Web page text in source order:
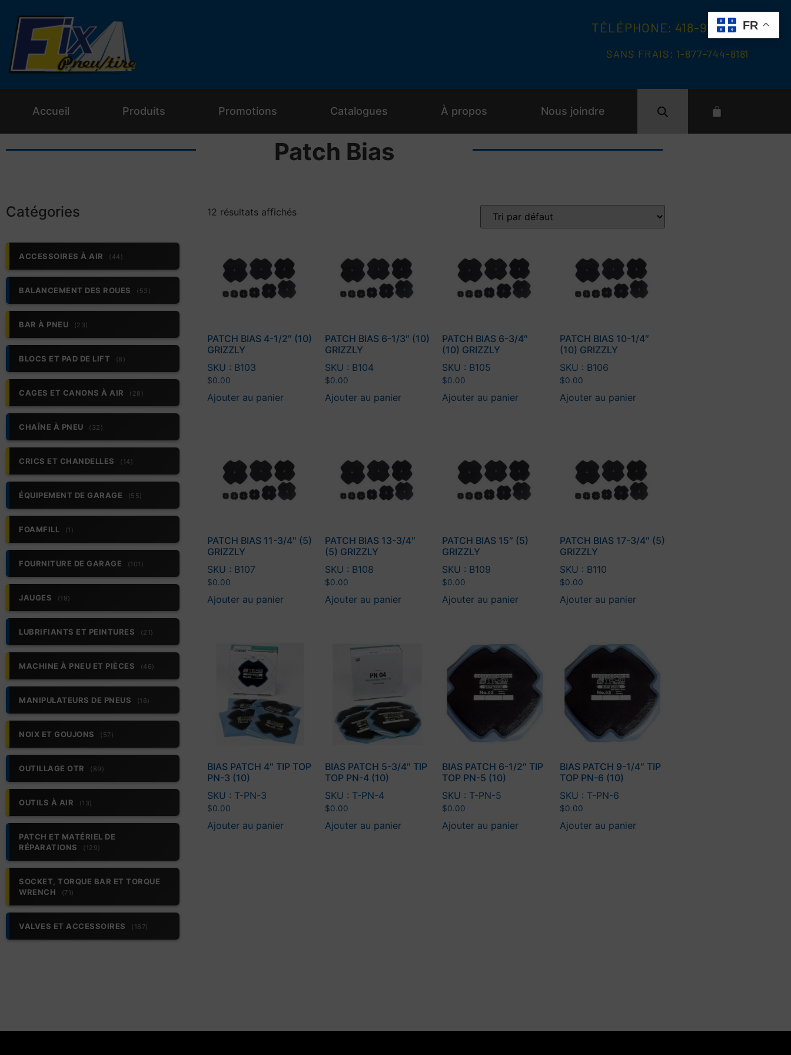
TÉLÉPHONE: 418-977-8181
SANS FRAIS: 1-877-744-8181
Accueil Produits Promotions Catalogues À propos Nous joindre
Patch Bias
Catégories
ACCESSOIRES À AIR (44)
BALANCEMENT DES ROUES (53)
BAR À PNEU (23)
BLOCS ET PAD DE LIFT (8)
CAGES ET CANONS À AIR (28)
CHAÎNE À PNEU (32)
CRICS ET CHANDELLES (14)
ÉQUIPEMENT DE GARAGE (55)
FOAMFILL (1)
FOURNITURE DE GARAGE (101)
JAUGES (19)
LUBRIFIANTS ET PEINTURES (21)
MACHINE À PNEU ET PIÈCES (46)
MANIPULATEURS DE PNEUS (16)
NOIX ET GOUJONS (57)
OUTILLAGE OTR (89)
OUTILS À AIR (13)
PATCH ET MATÉRIEL DE
RÉPARATIONS
(129)
SOCKET, TORQUE BAR ET TORQUE
WRENCH
(71)
VALVES ET ACCESSOIRES (167)
12 résultats affichés
PATCH BIAS 4-1/2″ (10)
GRIZZLY
SKU : B103
$0.00
Ajouter au panier
PATCH BIAS 6-1/3″ (10)
GRIZZLY
SKU : B104
$0.00
Ajouter au panier
PATCH BIAS 6-3/4″
(10) GRIZZLY
SKU : B105
$0.00
Ajouter au panier
PATCH BIAS 10-1/4″
(10) GRIZZLY
SKU : B106
$0.00
Ajouter au panier
PATCH BIAS 11-3/4″ (5)
GRIZZLY
SKU : B107
$0.00
Ajouter au panier
PATCH BIAS 13-3/4″
(5) GRIZZLY
SKU : B108
$0.00
Ajouter au panier
PATCH BIAS 15″ (5)
GRIZZLY
SKU : B109
$0.00
Ajouter au panier
PATCH BIAS 17-3/4″ (5)
GRIZZLY
SKU : B110
$0.00
Ajouter au panier
BIAS PATCH 4″ TIP TOP
PN-3 (10)
SKU : T-PN-3
$0.00
Ajouter au panier
BIAS PATCH 5-3/4″ TIP
TOP PN-4 (10)
SKU : T-PN-4
$0.00
Ajouter au panier
BIAS PATCH 6-1/2″ TIP
TOP PN-5 (10)
SKU : T-PN-5
$0.00
Ajouter au panier
BIAS PATCH 9-1/4″ TIP
TOP PN-6 (10)
SKU : T-PN-6
$0.00
Ajouter au panier
FR